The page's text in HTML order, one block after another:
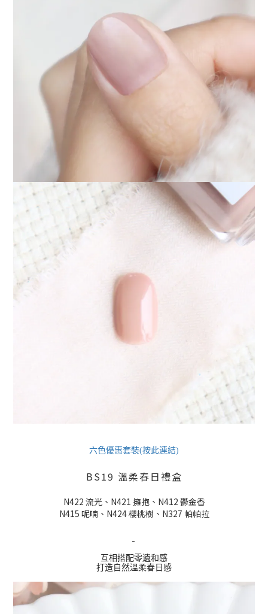
六色優惠套裝(按此連結)
BS19 溫柔春日禮盒
N422 流光、N421 擁抱、N412 鬱金香
N415 呢喃、N424 櫻桃樹、N327 帕帕拉
-
互相搭配零遺和感
打造自然溫柔春日感